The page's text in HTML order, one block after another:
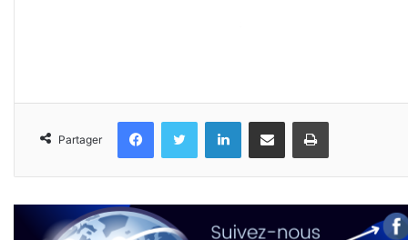
Partager
FacebookTwitter LinkedinPartager par email Imprimer